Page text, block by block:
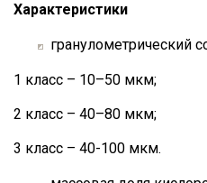
Характеристики
гранулометрический
1 класс – 10–50 мкм;
2 класс – 40–80 мкм;
3 класс – 40-100 мкм.